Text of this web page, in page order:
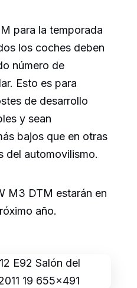
para la temporada
los coches deben
número de
Esto es para
de desarrollo
y sean
bajos que en otras
del automovilismo.
M3 DTM estarán en
año.